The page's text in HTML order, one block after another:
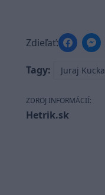
Zdieľať:
Tagy: Juraj Kucka
ZDROJ INFORMÁCIÍ:
Hetrik.sk